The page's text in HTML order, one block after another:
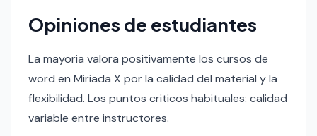
Opiniones de estudiantes
La mayoria valora positivamente los cursos de
word en Miriada X por la calidad del material y la
flexibilidad. Los puntos criticos habituales: calidad
variable entre instructores.